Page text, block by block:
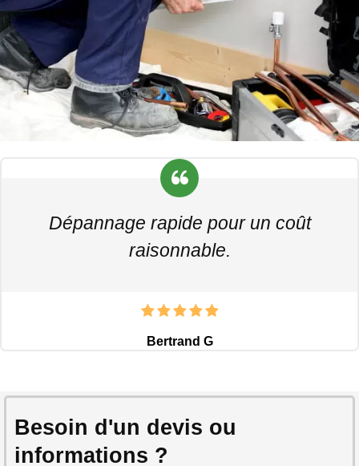
Dépannage rapide pour un coût
raisonnable.
Bertrand G
Besoin d'un devis ou
informations ?